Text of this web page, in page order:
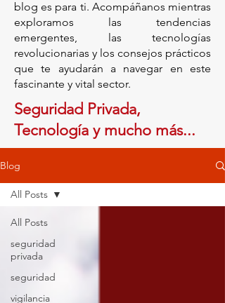
blog es para ti. Acompáñanos mientras
exploramos las tendencias
emergentes, las tecnologías
revolucionarias y los consejos prácticos
que te ayudarán a navegar en este
fascinante y vital sector.
Seguridad Privada,
Tecnología y mucho más...
Blog
All Posts
seguridad
privada
seguridad
vigilancia
All Posts